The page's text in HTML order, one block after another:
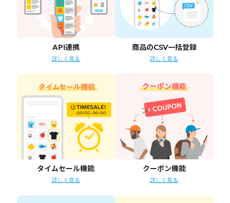
API連携
詳しく見る
商品のCSV一括登録
詳しく見る
タイムセール機能
詳しく見る
クーポン機能
詳しく見る